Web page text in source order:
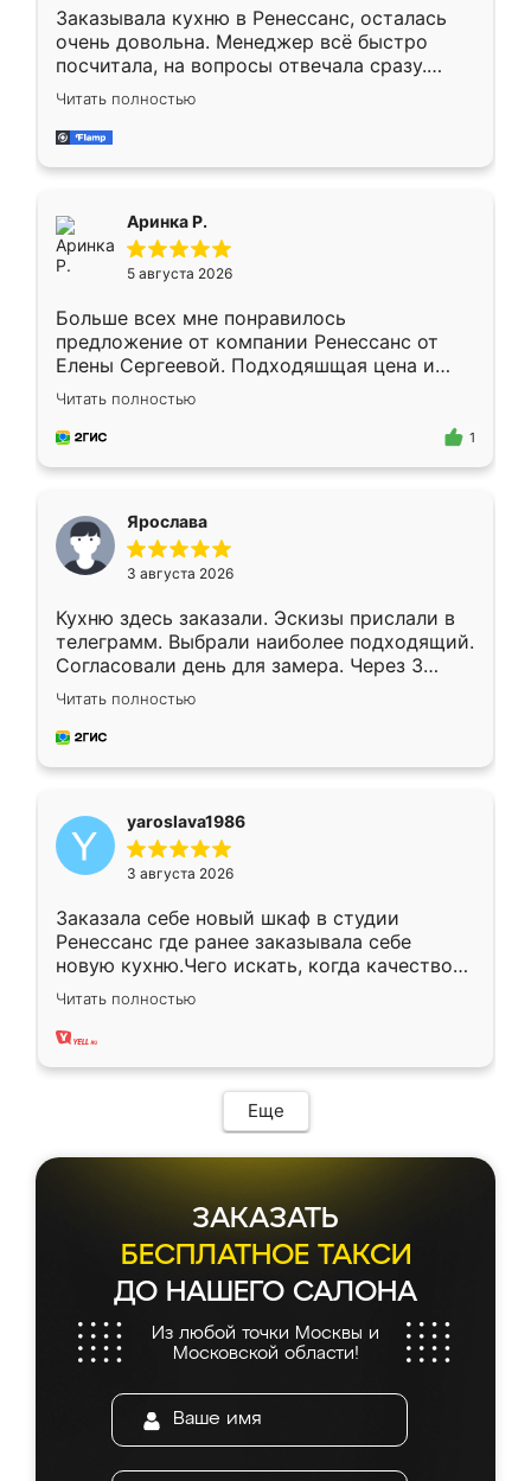
Заказывала кухню в Ренессанс, осталась
очень довольна. Менеджер всё быстро
посчитала, на вопросы отвечала сразу.
Замерщик приехал в субботу, подошёл к
делу со всей ответственностью. Собрали
за день, ребята работали аккуратно, даже
Читать полностью
Аринка Р.
5 августа 2026
Больше всех мне понравилось
предложение от компании Ренессанс от
Елены Сергеевой. Подходяшщая цена и
короткие сроки изготовления. Приехавший
для замера сотрудник Владислав
предложил по моему эскизу самый
Читать полностью
1
Ярослава
3 августа 2026
Кухню здесь заказали. Эскизы прислали в
телеграмм. Выбрали наиболее подходящий.
Согласовали день для замера. Через 3
недели кухня была уже готова. Остались
довольны работой. Спасибо Ренессанс
мебель за качественную работу!
Читать полностью
yaroslava1986
3 августа 2026
Заказала себе новый шкаф в студии
Ренессанс где ранее заказывала себе
новую кухню.Чего искать, когда качеством
вполне довольна. Служит кухня уже почти
два года, нареканий нет.
Читать полностью
Еще
ЗАКАЗАТЬ
БЕСПЛАТНОЕ ТАКСИ
ДО НАШЕГО САЛОНА
Из любой точки Москвы и
Московской области!